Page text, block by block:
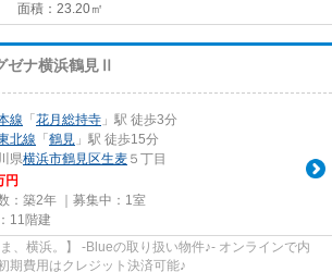
面積：23.20㎡
ゼナ横浜鶴見Ⅱ
線 「 花月総持寺 」駅 徒歩3分
北線 「 鶴見 」駅 徒歩15分
県横浜市鶴見区生麦 ５丁目
円
：築2年 ｜募集中： 1室
11階建
、横浜。】 -Blueの取り扱い物件♪- オンラインで内
期費用はクレジット決済可能♪